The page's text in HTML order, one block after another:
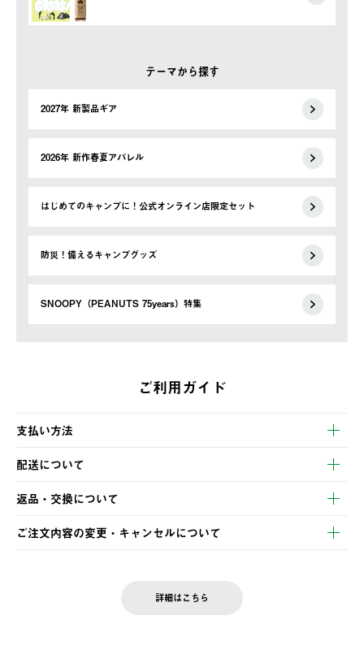
テーマから探す
2027年 新製品ギア
2026年 新作春夏アパレル
はじめてのキャンプに！公式オンライン店限定セット
防災！備えるキャンプグッズ
SNOOPY（PEANUTS 75years）特集
ご利用ガイド
支払い方法
以下のいずれかの方法でお支払いいただけます。
・クレジットカード決済
・コンビニ決済
・Pay-easy決済
配送について
【発送スケジュール】
ご注文・ご入金完了より2営業日以内に商品を発送いたします。
土日祝の発送はございませんので、木曜日以降のご注文は週明け
の発送となる場合がございます。
返品・交換について
※お客様都合の場合
お客様都合の返品にかかる送料は、お客様ご負担とさせていただ
ご注文内容の変更・キャンセルについて
LOGOS FAMILY会員の方は、会員マイページ内 購入履歴画面に
詳細はこちら